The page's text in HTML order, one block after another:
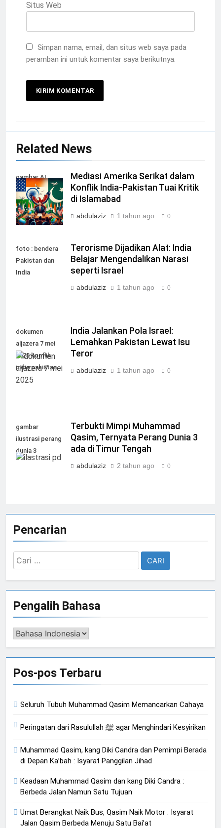
Situs Web
Simpan nama, email, dan situs web saya pada
peramban ini untuk komentar saya berikutnya.
Related News
gambar AI
Ilustration
Mediasi Amerika Serikat dalam
Konflik India-Pakistan Tuai Kritik
di Islamabad
abdulaziz 1 tahun ago 0
foto : bendera
Pakistan dan
India
Terorisme Dijadikan Alat: India
Belajar Mengendalikan Narasi
seperti Israel
abdulaziz 1 tahun ago 0
dokumen
aljazera 7 mei
2025 konflik
india pakistan
India Jalankan Pola Israel:
Lemahkan Pakistan Lewat Isu
Teror
abdulaziz 1 tahun ago 0
gambar
ilustrasi perang
dunia 3
Terbukti Mimpi Muhammad
Qasim, Ternyata Perang Dunia 3
ada di Timur Tengah
abdulaziz 2 tahun ago 0
Pencarian
Cari
untuk:
Pengalih Bahasa
Pengalih
Pos-pos Terbaru
Seluruh Tubuh Muhammad Qasim Memancarkan Cahaya
Peringatan dari Rasulullah ﷺ agar Menghindari Kesyirikan
Muhammad Qasim, kang Diki Candra dan Pemimpi Berada
di Depan Ka’bah : Isyarat Panggilan Jihad
Keadaan Muhammad Qasim dan kang Diki Candra :
Berbeda Jalan Namun Satu Tujuan
Umat Berangkat Naik Bus, Qasim Naik Motor : Isyarat
Jalan Qasim Berbeda Menuju Satu Bai’at